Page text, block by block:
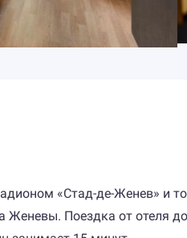
«Стад-де-Женев» и
Женевы. Поездка от отеля